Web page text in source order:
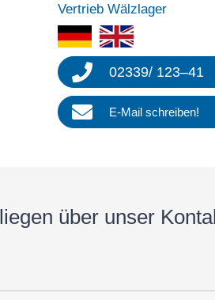
Vertrieb Wälzla­ger
02339/ 123–41
E‑Mail schrei­ben!
über unser